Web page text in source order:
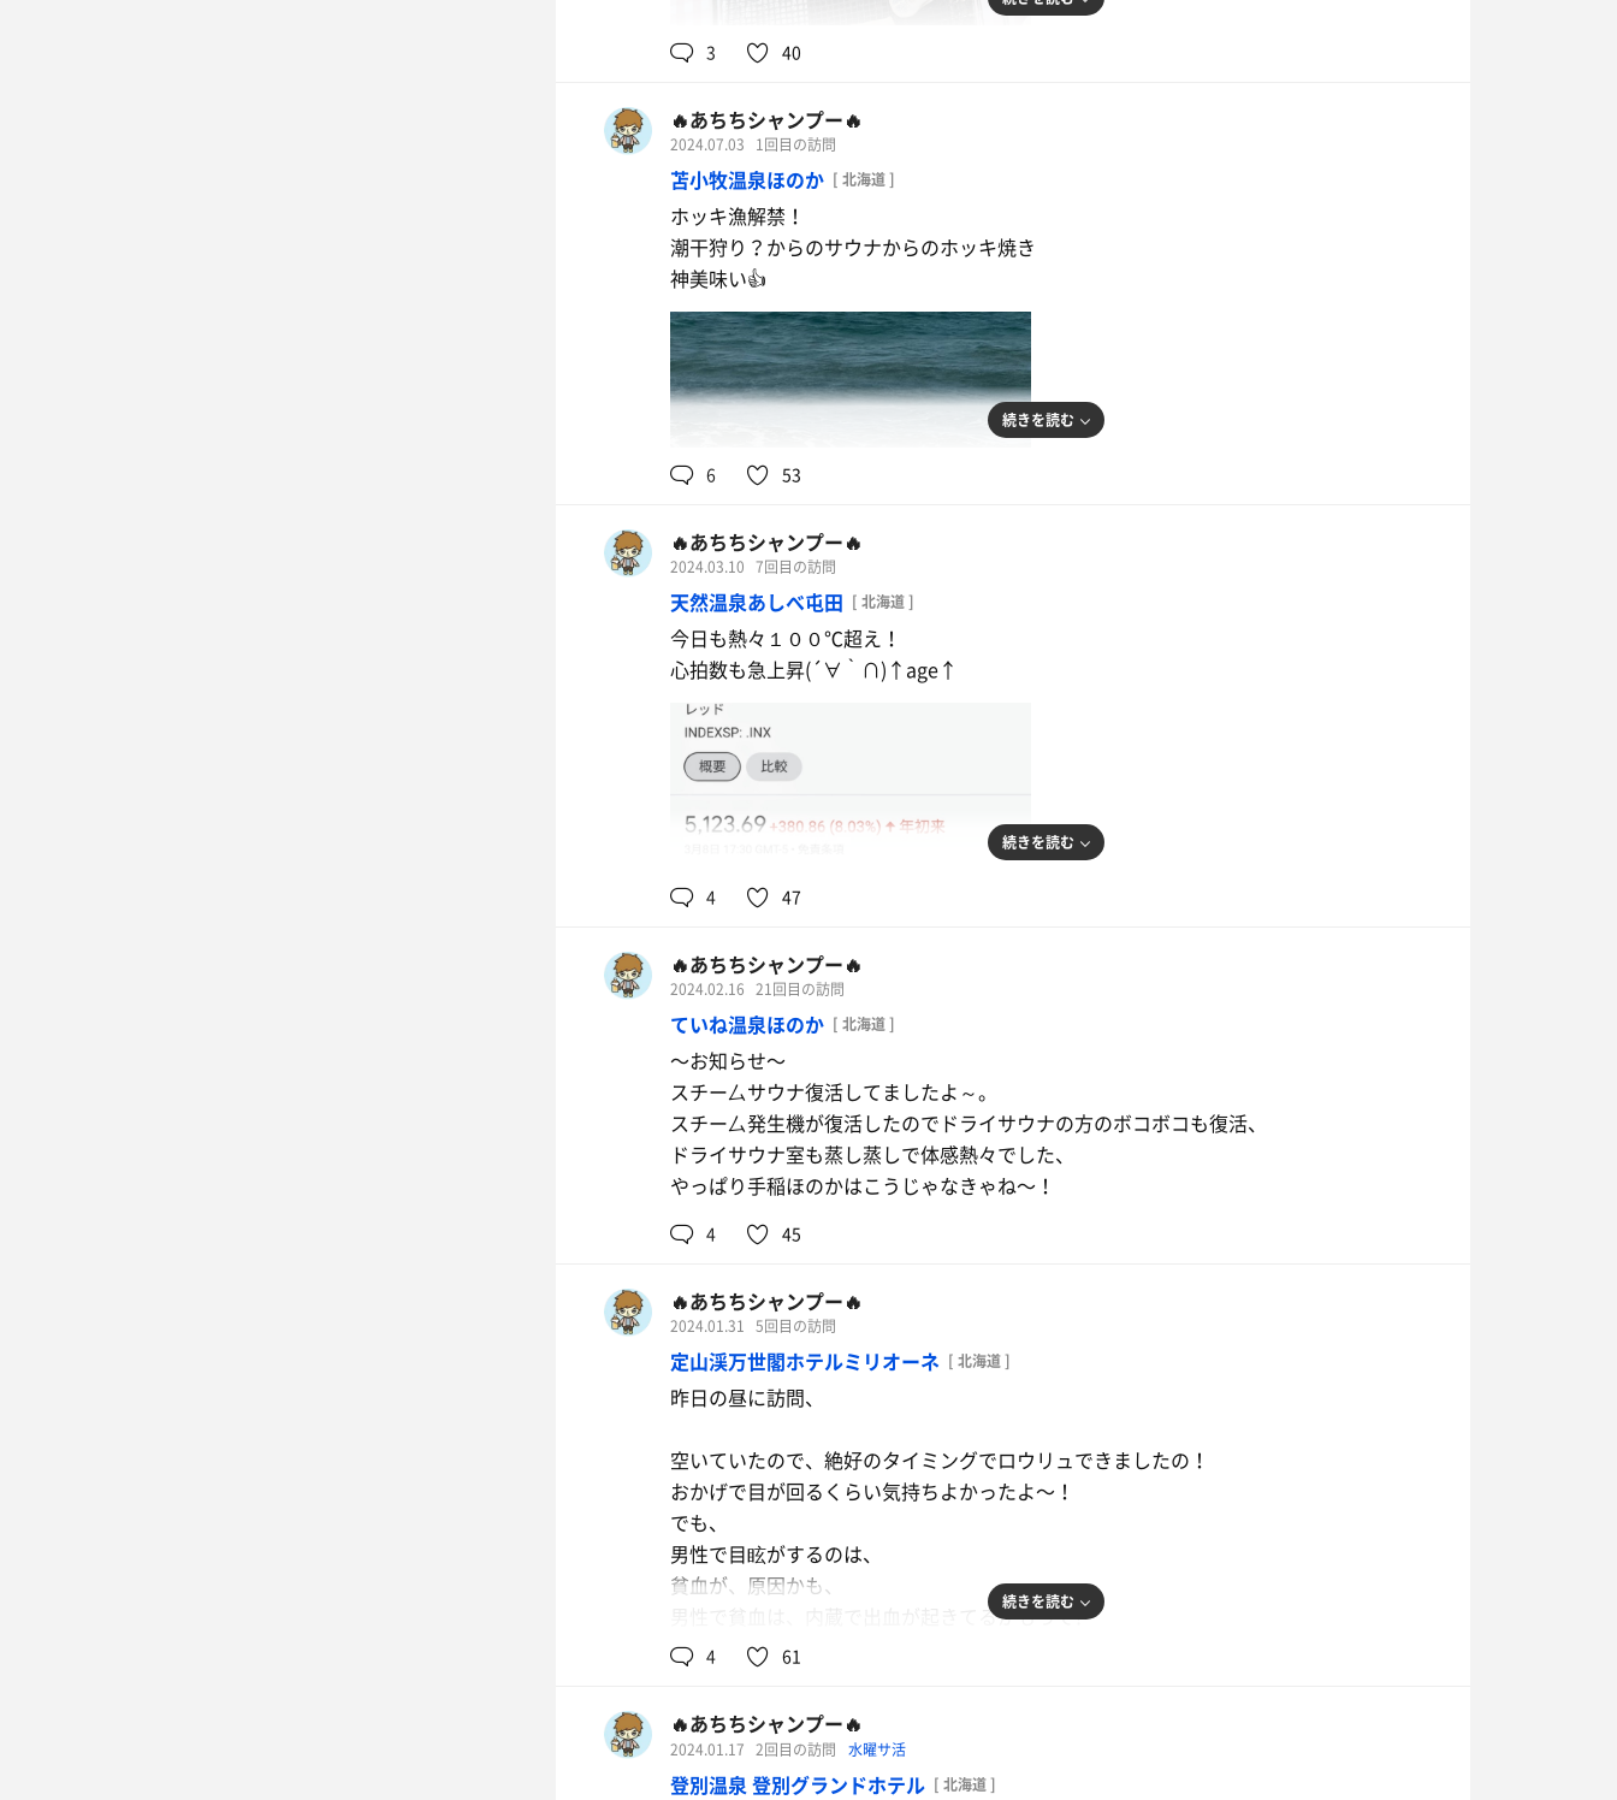
3 40
🔥あちちシャンプー🔥
2024.07.03 1回目の訪問
苫小牧温泉ほのか [ 北海道 ]
ホッキ漁解禁！
潮干狩り？からのサウナからのホッキ焼き
神美味い👍
続きを読む
6 53
🔥あちちシャンプー🔥
2024.03.10 7回目の訪問
天然温泉あしべ屯田 [ 北海道 ]
今日も熱々１００℃超え！
心拍数も急上昇(´∀｀∩)↑age↑
続きを読む
4 47
🔥あちちシャンプー🔥
2024.02.16 21回目の訪問
ていね温泉ほのか [ 北海道 ]
〜お知らせ〜
スチー厶サウナ復活してましたよ～。
スチー厶発生機が復活したのでドライサウナの方のボコボコも復活、
ドライサウナ室も蒸し蒸しで体感熱々でした、
やっぱり手稲ほのかはこうじゃなきゃね〜！
4 45
🔥あちちシャンプー🔥
2024.01.31 5回目の訪問
定山渓万世閣ホテルミリオーネ [ 北海道 ]
昨日の昼に訪問、
空いていたので、絶好のタイミングでロウリュできましたの！
おかげで目が回るくらい気持ちよかったよ〜！
でも、
男性で目眩がするのは、
貧血が、原因かも、
男性で貧血は、内蔵で出血が起きてるかもって?
Googleに書いてあった😨
3階の改装は
９０％完了してました！
続きを読む
4 61
🔥あちちシャンプー🔥
2024.01.17 2回目の訪問 水曜サ活
登別温泉 登別グランドホテル [ 北海道 ]